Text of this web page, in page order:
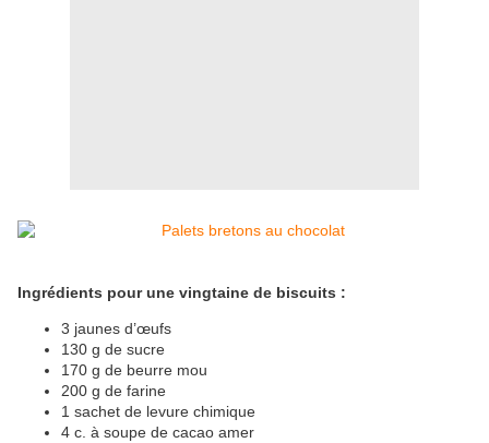
Ingrédients pour une vingtaine de biscuits :
3 jaunes d’œufs
130 g de sucre
170 g de beurre mou
200 g de farine
1 sachet de levure chimique
4 c. à soupe de cacao amer